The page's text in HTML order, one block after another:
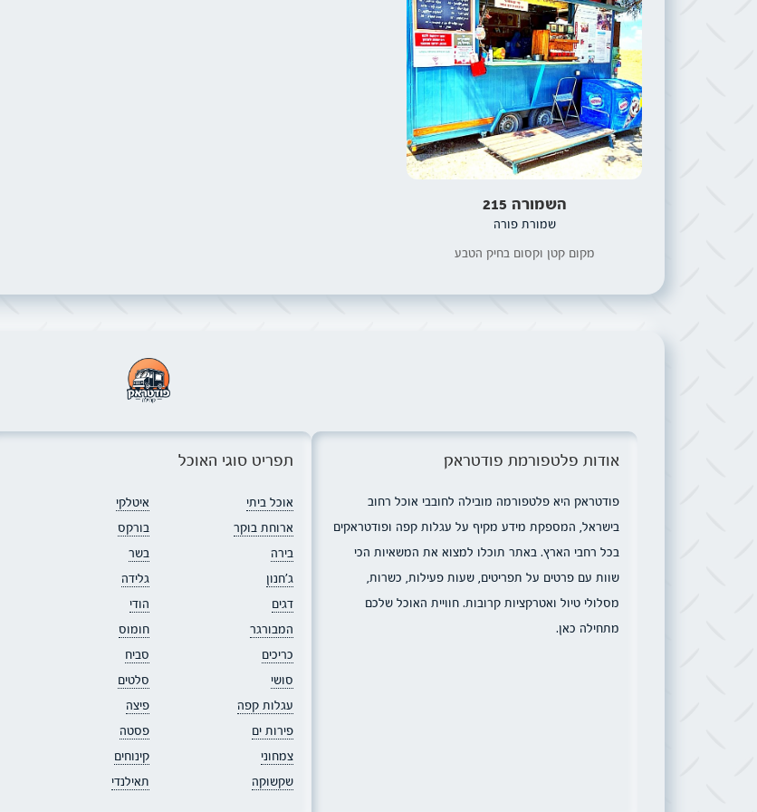
השמורה 215
שמורת פורה
מקום קטן וקסום בחיק הטבע
אודות פלטפורמת פודטראק
פודטראק היא פלטפורמה מובילה לחובבי אוכל רחוב
בישראל, המספקת מידע מקיף על עגלות קפה ופודטראקים
בכל רחבי הארץ. באתר תוכלו למצוא את המשאיות הכי
שוות עם פרטים על תפריטים, שעות פעילות, כשרות,
מסלולי טיול ואטרקציות קרובות. חוויית האוכל שלכם
מתחילה כאן.
תפריט סוגי האוכל
אוכל ביתי
איטלקי
ארוחת בוקר
בורקס
בירה
בשר
ג׳חנון
גלידה
דגים
הודי
המבורגר
חומוס
כריכים
סביח
סושי
סלטים
עגלות קפה
פיצה
פירות ים
פסטה
צמחוני
קינוחים
שקשוקה
תאילנדי